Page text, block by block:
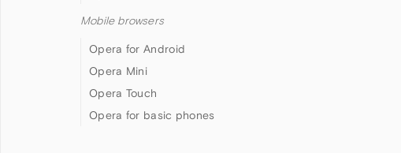
Mobile browsers
Opera for Android
Opera Mini
Opera Touch
Opera for basic phones